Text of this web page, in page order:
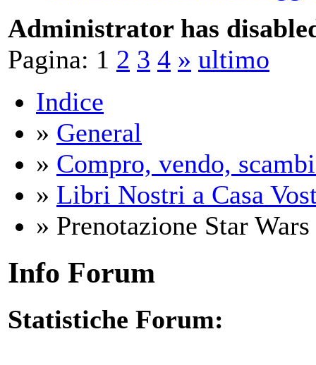
Administrator has
Pagina: 1 2 3 4 » ultimo
Indice
» General
» Compro, vendo,
» Libri Nostri a Casa
» Prenotazione Star
Info Forum
Statistiche Forum: